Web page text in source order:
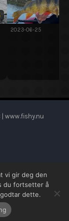
2023-06-25
www.fishy.nu
vi gir deg den
du fortsetter å
dette.